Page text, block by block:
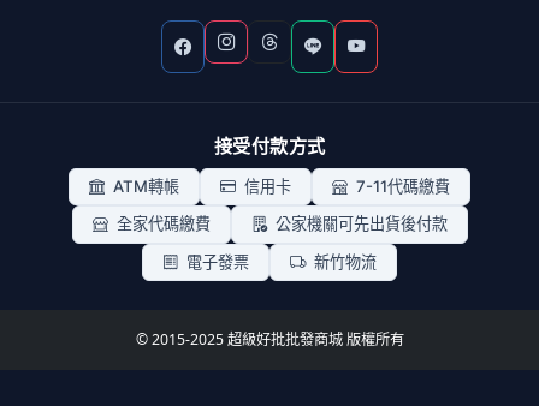
接受付款方式
ATM轉帳 信用卡
7-11代碼繳費
全家代碼繳費
公家機關可先出貨後付款
電子發票
新竹物流
© 2015-2025 超級好批批發商城 版權所有